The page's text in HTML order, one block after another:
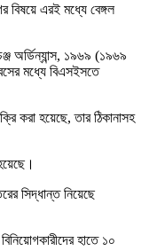
বিষয়ে এরই মধ্যে বেঙ্গল
অর্ডিন্যান্স, ১৯৬৯ (১৯৬৯
মধ্যে বিএসইসতে
করা হয়েছে, তার ঠিকানাসহ
সিদ্ধান্ত নিয়েছে
হাতে ১০